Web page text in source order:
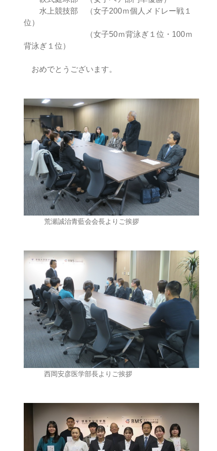
水上競技部 （女子200ｍ個人メドレー戦１
位）
（女子50ｍ背泳ぎ１位・100ｍ
背泳ぎ１位）
おめでとうございます。
荒瀬誠治青藍会会長よりご挨拶
西岡安彦医学部長よりご挨拶